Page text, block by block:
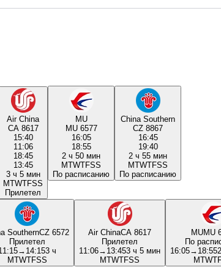
Air China
CA 8617
15:40
11:06
18:45
13:45
3 ч 5 мин
MTWTFSS
Прилетел
MU
MU 6577
16:05
18:55
2 ч 50 мин
MTWTFSS
По расписанию
China Southern
CZ 8867
16:45
19:40
2 ч 55 мин
MTWTFSS
По расписанию
SouthernCZ 6572
Прилетел
→ 14:153 ч
MTWTFSS
Air ChinaCA 8617
Прилетел
11:06→ 13:453 ч 5 мин
MTWTFSS
MUMU
По
16:05→ 18:55
MTWT